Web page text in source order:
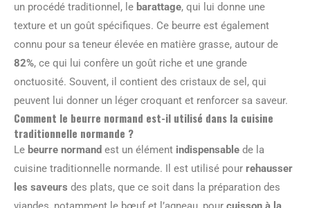
un procédé traditionnel, le barattage, qui lui donne une
texture et un goût spécifiques. Ce beurre est également
connu pour sa teneur élevée en matière grasse, autour de
82%, ce qui lui confère un goût riche et une grande
onctuosité. Souvent, il contient des cristaux de sel, qui
peuvent lui donner un léger croquant et renforcer sa saveur.
Comment le beurre normand est-il utilisé dans la cuisine
traditionnelle normande ?
Le beurre normand est un élément indispensable de la
cuisine traditionnelle normande. Il est utilisé pour rehausser
les saveurs des plats, que ce soit dans la préparation des